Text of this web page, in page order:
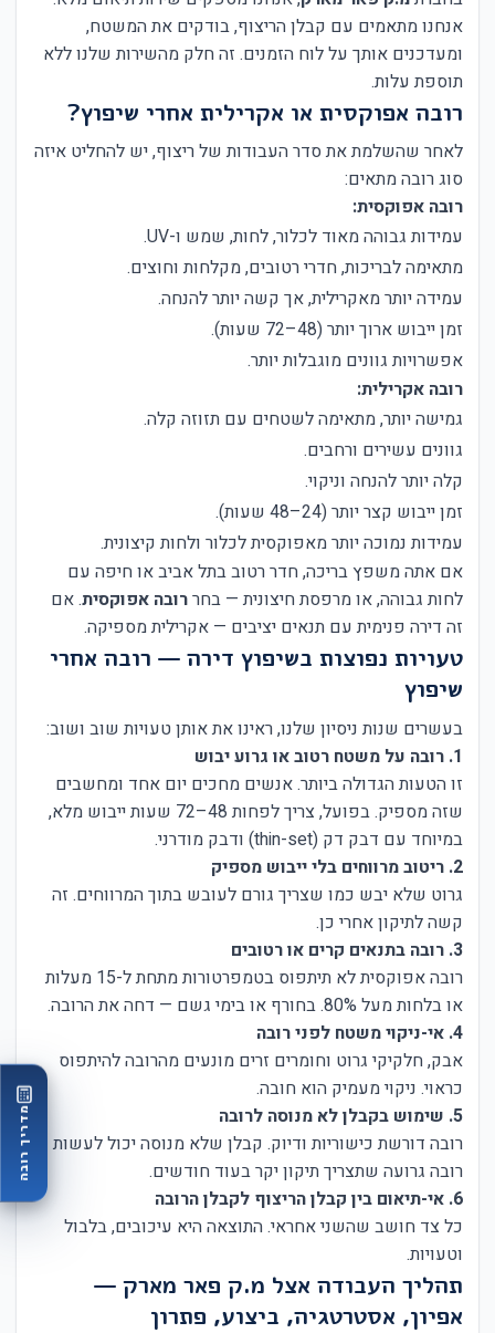
אנחנו מתאמים עם קבלן הריצוף, בודקים את המשטח,
ומעדכנים אותך על לוח הזמנים. זה חלק מהשירות שלנו ללא
תוספת עלות.
רובה אפוקסית או אקרילית אחרי שיפוץ?
לאחר שהשלמת את סדר העבודות של ריצוף, יש להחליט איזה
סוג רובה מתאים:
רובה אפוקסית:
עמידות גבוהה מאוד לכלור, לחות, שמש ו-UV.
מתאימה לבריכות, חדרי רטובים, מקלחות וחוצים.
עמידה יותר מאקרילית, אך קשה יותר להנחה.
זמן ייבוש ארוך יותר (48–72 שעות).
אפשרויות גוונים מוגבלות יותר.
רובה אקרילית:
גמישה יותר, מתאימה לשטחים עם תזוזה קלה.
גוונים עשירים ורחבים.
קלה יותר להנחה וניקוי.
זמן ייבוש קצר יותר (24–48 שעות).
עמידות נמוכה יותר מאפוקסית לכלור ולחות קיצונית.
אם אתה משפץ בריכה, חדר רטוב בתל אביב או חיפה עם
לחות גבוהה, או מרפסת חיצונית — בחררובה אפוקסית. אם
זה דירה פנימית עם תנאים יציבים — אקרילית מספיקה.
טעויות נפוצות בשיפוץ דירה — רובה אחרי
שיפוץ
בעשרים שנות ניסיון שלנו, ראינו את אותן טעויות שוב ושוב:
1. רובה על משטח רטוב או גרוע יבוש
זו הטעות הגדולה ביותר. אנשים מחכים יום אחד ומחשבים
שזה מספיק. בפועל, צריך לפחות 48–72 שעות ייבוש מלא,
במיוחד עם דבק דק (thin-set) ודבק מודרני.
2. ריטוב מרווחים בלי ייבוש מספיק
גרוט שלא יבש כמו שצריך גורם לעובש בתוך המרווחים. זה
קשה לתיקון אחרי כן.
3. רובה בתנאים קרים או רטובים
רובה אפוקסית לא תיתפוס בטמפרטורות מתחת ל-15 מעלות
או בלחות מעל 80%. בחורף או בימי גשם — דחה את הרובה.
4. אי-ניקוי משטח לפני רובה
אבק, חלקיקי גרוט וחומרים זרים מונעים מהרובה להיתפוס
כראוי. ניקוי מעמיק הוא חובה.
5. שימוש בקבלן לא מנוסה לרובה
רובה דורשת כישוריות ודיוק. קבלן שלא מנוסה יכול לעשות
רובה גרועה שתצריך תיקון יקר בעוד חודשים.
6. אי-תיאום בין קבלן הריצוף לקבלן הרובה
כל צד חושב שהשני אחראי. התוצאה היא עיכובים, בלבול
וטעויות.
תהליך העבודה אצל מ.ק פאר מארק —
אפיון, אסטרטגיה, ביצוע, פתרון
מדריך רובה